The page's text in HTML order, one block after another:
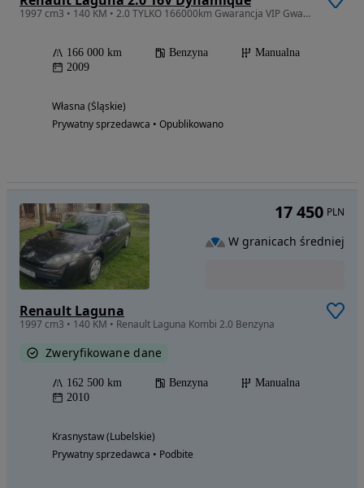
1997 cm3 • 140 KM • 2.0 TYLKO 166000km Gwarancja VIP Gwarant
166 000 km Benzyna
Manualna
2009
Własna (Śląskie)
Prywatny sprzedawca • Opublikowano
Renault Laguna
1997 cm3 • 140 KM • Renault Laguna Kombi 2.0 Benzyna
Zweryfikowane dane
162 500 km Benzyna
Manualna
2010
Krasnystaw (Lubelskie)
Prywatny sprzedawca • Podbite
17 450 PLN
W granicach średniej